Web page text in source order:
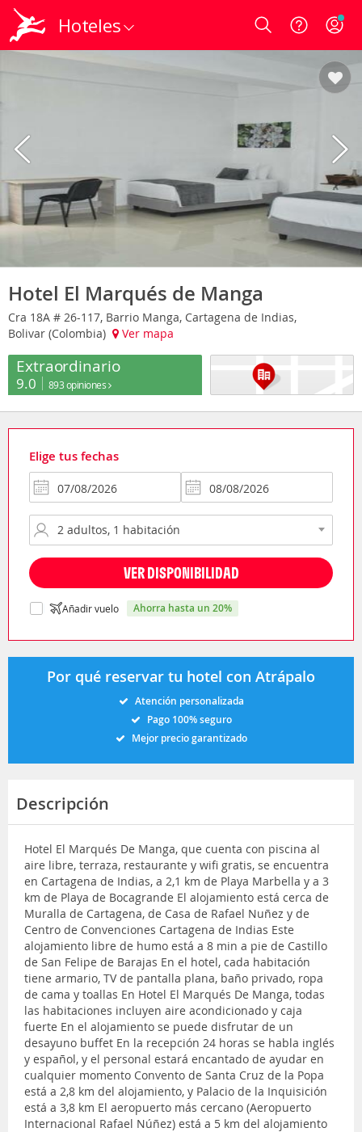
Hoteles Login
Hotel El Marqués de Manga
Cra 18A # 26-117, Barrio Manga, Cartagena de Indias,
Bolivar (Colombia)
Ver mapa
Extraordinario
9.0 893 opiniones
Elige tus fechas
VER DISPONIBILIDAD
Añadir vuelo ahorra hasta un 20%
Por qué reservar tu hotel con Atrápalo
Atención personalizada
Pago 100% seguro
Mejor precio garantizado
Descripción
Hotel El Marqués De Manga, que cuenta con piscina al
aire libre, terraza, restaurante y wifi gratis, se encuentra
en Cartagena de Indias, a 2,1 km de Playa Marbella y a 3
km de Playa de Bocagrande El alojamiento está cerca de
Muralla de Cartagena, de Casa de Rafael Nuñez y de
Centro de Convenciones Cartagena de Indias Este
alojamiento libre de humo está a 8 min a pie de Castillo
de San Felipe de Barajas En el hotel, cada habitación
tiene armario, TV de pantalla plana, baño privado, ropa
de cama y toallas En Hotel El Marqués De Manga, todas
las habitaciones incluyen aire acondicionado y caja
fuerte En el alojamiento se puede disfrutar de un
desayuno buffet En la recepción 24 horas se habla inglés
y español, y el personal estará encantado de ayudar en
cualquier momento Convento de Santa Cruz de la Popa
está a 2,8 km del alojamiento, y Palacio de la Inquisición
está a 3,8 km El aeropuerto más cercano (Aeropuerto
Internacional Rafael Núñez) está a 5 km del alojamiento